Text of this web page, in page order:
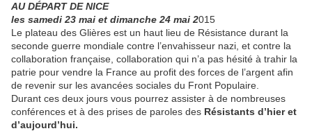
AU DÉPART DE NICE
les samedi 23 mai et dimanche 24 mai 2015
Le plateau des Glières est un haut lieu de Résistance durant la
seconde guerre mondiale contre l’envahisseur nazi, et contre la
collaboration française, collaboration qui n’a pas hésité à trahir la
patrie pour vendre la France au profit des forces de l’argent afin
de revenir sur les avancées sociales du Front Populaire.
Durant ces deux jours vous pourrez assister à de nombreuses
conférences et à des prises de paroles des Résistants d’hier et
d’aujourd’hui.